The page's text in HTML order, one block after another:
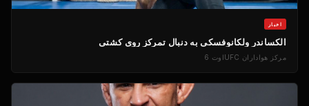
اخبار
الکساندر ولکانوفسکی به دنبال تمرکز روی کشتی
مرکز هواداران UFC اوت 6